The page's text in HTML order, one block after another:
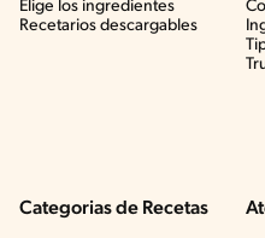
Elige los ingredientes
Recetarios descargables
Categorias de Recetas